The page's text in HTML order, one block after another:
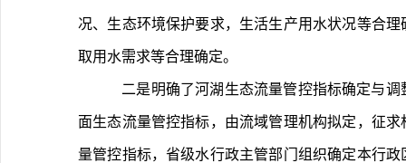
况、生态环境保护要求，生活生产用水状况等合
取用水需求等合理确定。
面生态流量管控指标，由流域管理机构拟定，征
量管控指标，省级水行政主管部门组织确定本行